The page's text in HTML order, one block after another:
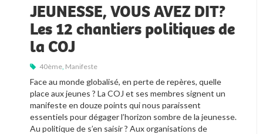
JEUNESSE, VOUS AVEZ DIT?
Les 12 chantiers politiques de
la COJ
40ème Manifeste
Face au monde globalisé, en perte de repères, quelle
place aux jeunes ? La COJ et ses membres signent un
manifeste en douze points qui nous paraissent
essentiels pour dégager l’horizon sombre de la jeunesse.
Au politique de s’en saisir ? Aux organisations de